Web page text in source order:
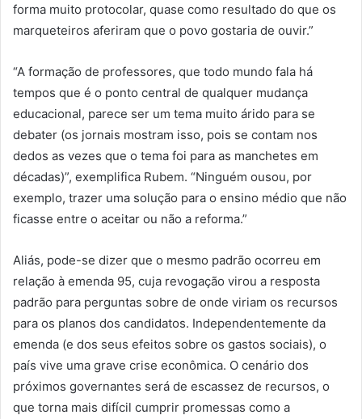
forma muito protocolar, quase como resultado do que os
marqueteiros aferiram que o povo gostaria de ouvir.”
“A formação de professores, que todo mundo fala há
tempos que é o ponto central de qualquer mudança
educacional, parece ser um tema muito árido para se
debater (os jornais mostram isso, pois se contam nos
dedos as vezes que o tema foi para as manchetes em
décadas)”, exemplifica Rubem. “Ninguém ousou, por
exemplo, trazer uma solução para o ensino médio que não
ficasse entre o aceitar ou não a reforma.”
Aliás, pode-se dizer que o mesmo padrão ocorreu em
relação à emenda 95, cuja revogação virou a resposta
padrão para perguntas sobre de onde viriam os recursos
para os planos dos candidatos. Independentemente da
emenda (e dos seus efeitos sobre os gastos sociais), o
país vive uma grave crise econômica. O cenário dos
próximos governantes será de escassez de recursos, o
que torna mais difícil cumprir promessas como a